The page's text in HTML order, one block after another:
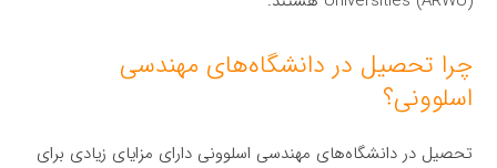
چرا تحصیل در دانشگاه‌های مهندسی
اسلوونی؟
تحصیل در دانشگاه‌های مهندسی اسلوونی دارای مزایای زیادی برای